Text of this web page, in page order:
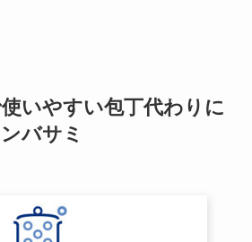
いやすい包丁代わりに
バサミ